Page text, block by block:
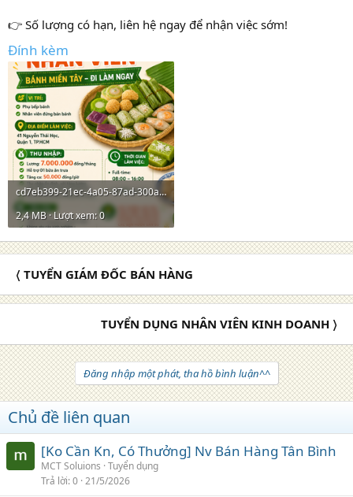
👉 Số lượng có hạn, liên hệ ngay để nhận việc sớm!
Đính kèm
cd7eb399-21ec-4a05-87ad-300a37673570.png
2,4 MB · Lượt xem: 0
〈 TUYỂN GIÁM ĐỐC BÁN HÀNG
TUYỂN DỤNG NHÂN VIÊN KINH DOANH 〉
Đăng nhập một phát, tha hồ bình luận^^
Chủ đề liên quan
[Ko Cần Kn, Có Thưởng] Nv Bán Hàng Tân Bình
MCT Soluions Tuyển dụng
Trả lời 0 21/5/2026